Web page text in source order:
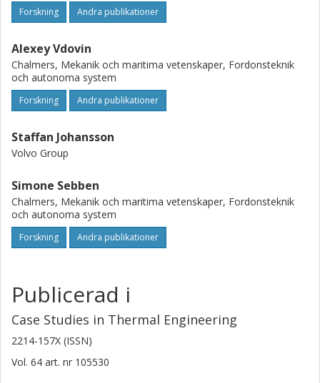
Forskning Andra publikationer
Alexey Vdovin
Chalmers, Mekanik och maritima vetenskaper, Fordonsteknik
och autonoma system
Forskning Andra publikationer
Staffan Johansson
Volvo Group
Simone Sebben
Chalmers, Mekanik och maritima vetenskaper, Fordonsteknik
och autonoma system
Forskning Andra publikationer
Publicerad i
Case Studies in Thermal Engineering
2214-157X (ISSN)
Vol. 64 art. nr 105530